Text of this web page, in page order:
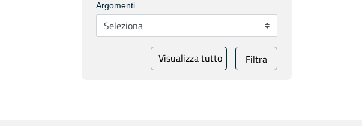
Argomenti
Visualizza tutto Filtra